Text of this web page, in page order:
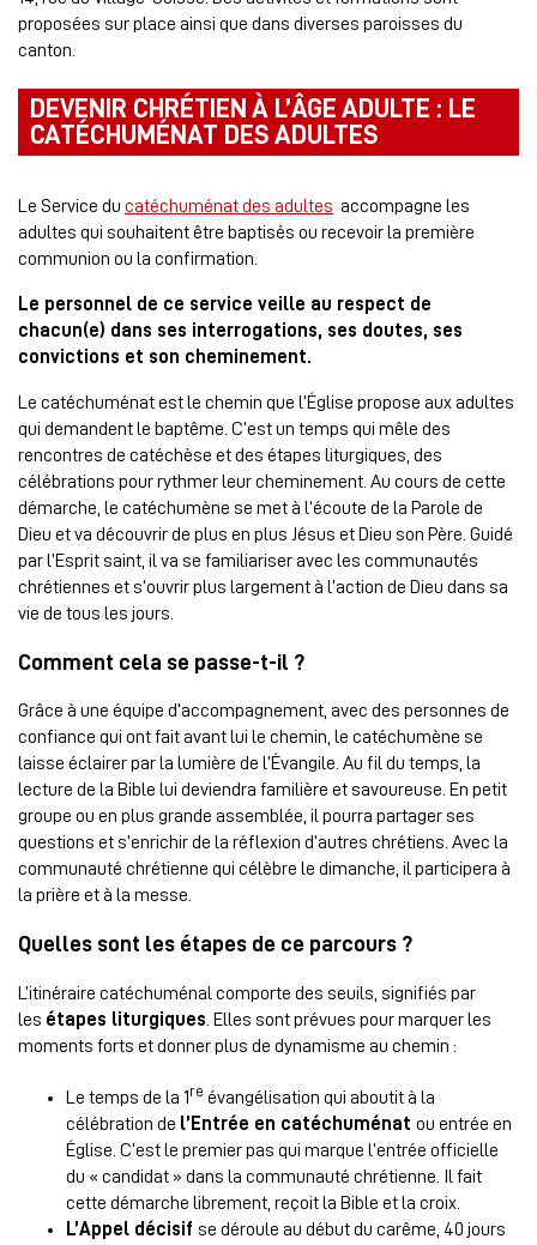
proposées sur place ainsi que dans diverses paroisses du
canton.
DEVENIR CHRÉTIEN À L’ÂGE ADULTE : LE
CATÉCHUMÉNAT DES ADULTES
Le Service du catéchuménat des adultes accompagne les
adultes qui souhaitent être baptisés ou recevoir la première
communion ou la confirmation.
Le personnel de ce service veille au respect de
chacun(e) dans ses interrogations, ses doutes, ses
convictions et son cheminement.
Le catéchuménat est le chemin que l’Église propose aux adultes
qui demandent le baptême. C’est un temps qui mêle des
rencontres de catéchèse et des étapes liturgiques, des
célébrations pour rythmer leur cheminement. Au cours de cette
démarche, le catéchumène se met à l’écoute de la Parole de
Dieu et va découvrir de plus en plus Jésus et Dieu son Père. Guidé
par l’Esprit saint, il va se familiariser avec les communautés
chrétiennes et s’ouvrir plus largement à l’action de Dieu dans sa
vie de tous les jours.
Comment cela se passe-t-il ?
Grâce à une équipe d’accompagnement, avec des personnes de
confiance qui ont fait avant lui le chemin, le catéchumène se
laisse éclairer par la lumière de l’Évangile. Au fil du temps, la
lecture de la Bible lui deviendra familière et savoureuse. En petit
groupe ou en plus grande assemblée, il pourra partager ses
questions et s’enrichir de la réflexion d’autres chrétiens. Avec la
communauté chrétienne qui célèbre le dimanche, il participera à
la prière et à la messe.
Quelles sont les étapes de ce parcours ?
L’itinéraire catéchuménal comporte des seuils, signifiés par
les étapes liturgiques . Elles sont prévues pour marquer les
moments forts et donner plus de dynamisme au chemin :
Le temps de la 1 re évangélisation qui aboutit à la
célébration de l’Entrée en catéchuménat ou entrée en
Église. C’est le premier pas qui marque l’entrée officielle
du « candidat » dans la communauté chrétienne. Il fait
cette démarche librement, reçoit la Bible et la croix.
L’Appel décisif se déroule au début du carême, 40 jours